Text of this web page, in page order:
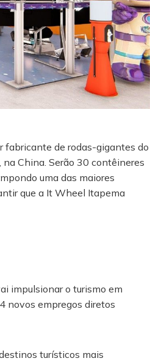
fabricante de rodas-gigantes do
China. Serão 30 contêineres
uma das maiores
que a It Wheel Itapema
impulsionar o turismo em
novos empregos diretos
turísticos mais